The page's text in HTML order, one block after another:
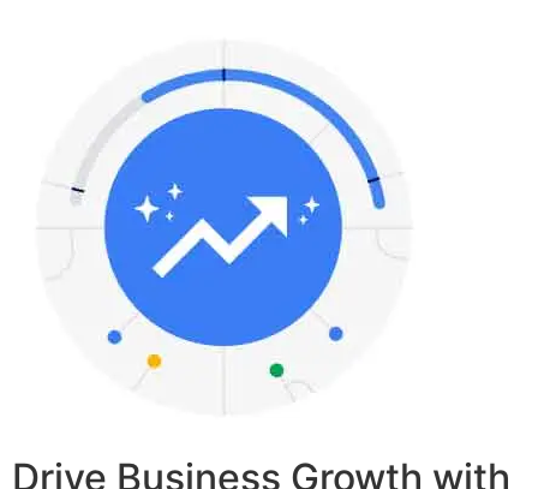
Drive Business Growth with